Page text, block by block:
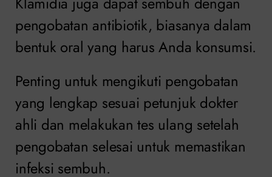
pengobatan antibiotik, biasanya dalam
bentuk oral yang harus Anda konsumsi.
Penting untuk mengikuti pengobatan
yang lengkap sesuai petunjuk dokter
ahli dan melakukan tes ulang setelah
pengobatan selesai untuk memastikan
infeksi sembuh.